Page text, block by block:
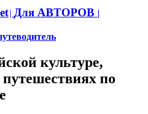
| Для АВТОРОВ |
культуре,
по